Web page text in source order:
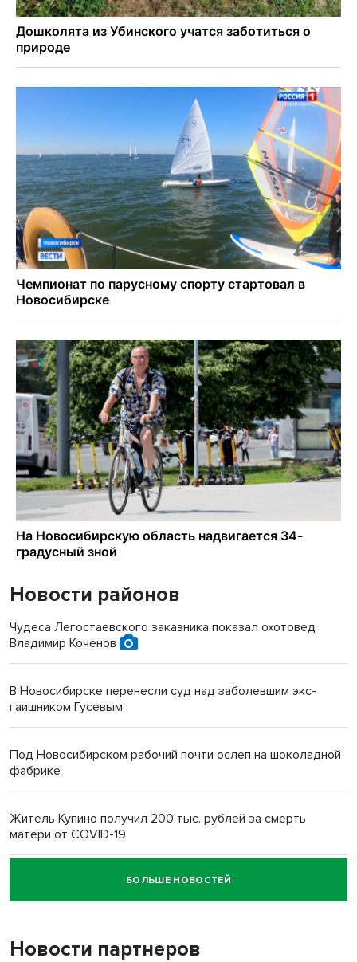
Новости районов
Чудеса Легостаевского заказника показал охотовед
Владимир Коченов
В Новосибирске перенесли суд над заболевшим экс-
гаишником Гусевым
Под Новосибирском рабочий почти ослеп на шоколадной
фабрике
Житель Купино получил 200 тыс. рублей за смерть
матери от COVID-19
Новосибирский суд наказал водителя за смерть
пенсионерки на вокзале
БОЛЬШЕ НОВОСТЕЙ
Новости партнеров